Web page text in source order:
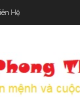
Liên Hệ